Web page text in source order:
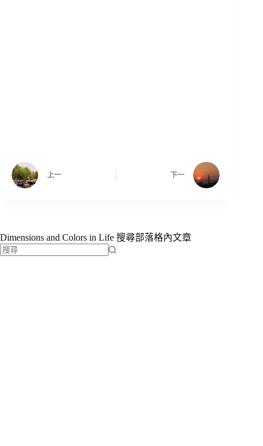
上一 下一
Dimensions and Colors in Life 搜尋部落格內文章